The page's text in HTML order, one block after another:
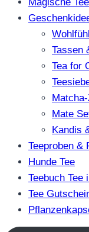
Tassen
Tea for
Mate
Kandis
Teeproben &
Hunde Tee
Teebuch Tee
Tee